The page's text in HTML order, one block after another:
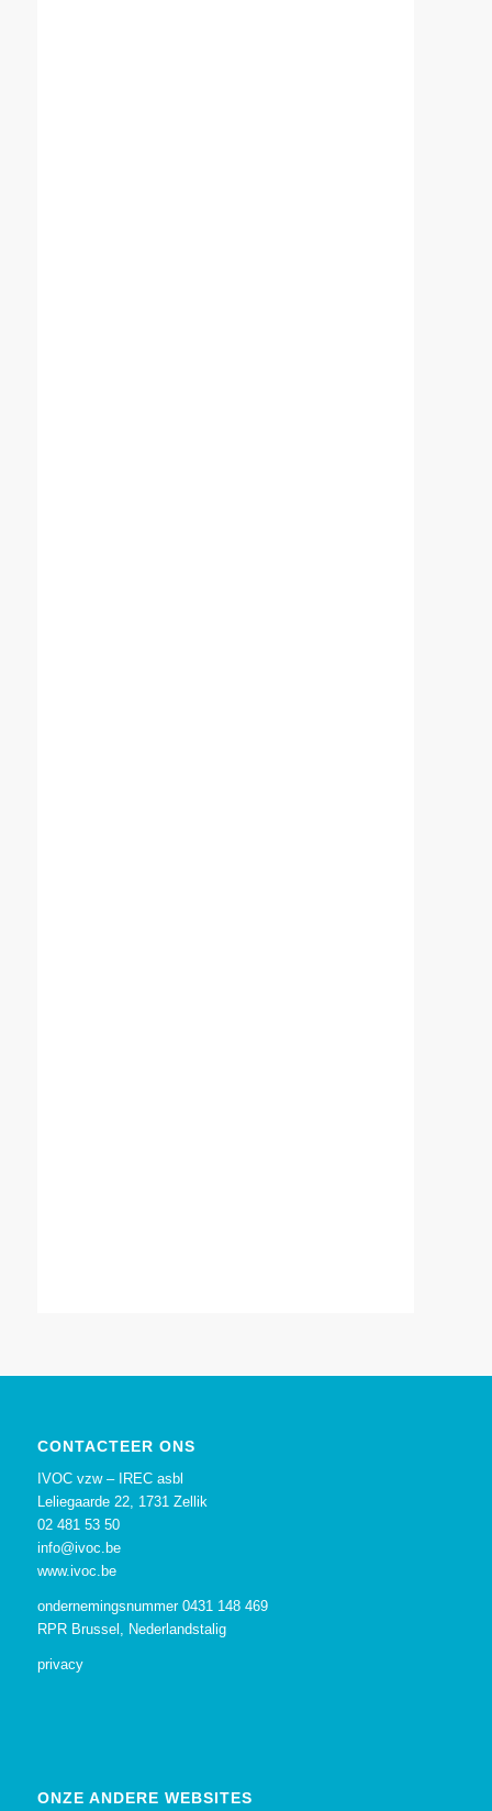
CONTACTEER ONS
IVOC vzw – IREC asbl
Leliegaarde 22, 1731 Zellik
02 481 53 50
info@ivoc.be
www.ivoc.be
ondernemingsnummer 0431 148 469
RPR Brussel, Nederlandstalig
privacy
ONZE ANDERE WEBSITES